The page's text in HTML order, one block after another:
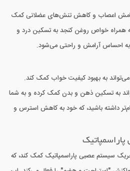
آرامش اعصاب و کاهش تنش‌های عضلانی کمک
همراه خواص روغن کنجد به تسکین درد و
احساس آرامش و راحتی می‌شود.
به بهبود کیفیت خواب کمک کند.
به تسکین ذهن و بدن کمک کرده و به شما
داشته باشید، که خود به کاهش استرس و
سیستم عصبی پاراسمپاتیک کمک کند، که